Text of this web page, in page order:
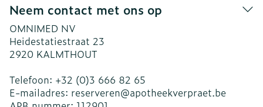
Neem contact met ons op
OMNIMED NV
Heidestatiestraat 23
2920 KALMTHOUT
Telefoon: +32 (0)3 666 82 65
E-mailadres: reserveren@apotheekverpraet.be